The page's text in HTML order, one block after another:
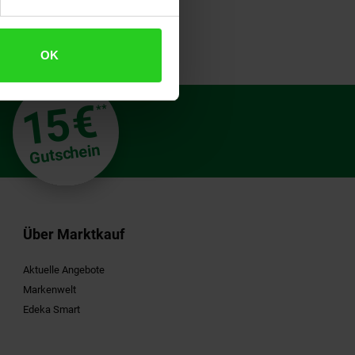
OK
15€**
Gutschein
Über Marktkauf
Aktuelle Angebote
Markenwelt
Edeka Smart